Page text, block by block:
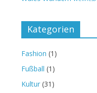
Kategorien
Fashion (1)
Fußball (1)
Kultur (31)